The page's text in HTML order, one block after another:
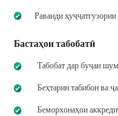
Раванди
Бастаҳои табобатӣ
Табобат дар буҷаи
Беҳтарин табибон ва
Беморхонаҳои